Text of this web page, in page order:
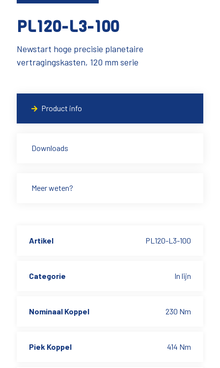
PL120-L3-100
Newstart hoge precisie planetaire
vertragingskasten, 120 mm serie
Product info
Downloads
Meer weten?
Artikel PL120-L3-100
Categorie In lijn
Nominaal Koppel 230 Nm
Piek Koppel 414 Nm